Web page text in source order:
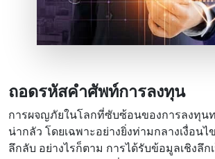
ถอดรหัสคําศัพท์การลงทุน
การผจญภัยในโลกที่ซับซ้อนของการลงทุนท
น่ากลัว โดยเฉพาะอย่างยิ่งท่ามกลางเงื่อนไ
ลึกลับ อย่างไรก็ตาม การได้รับข้อมูลเชิงลึ